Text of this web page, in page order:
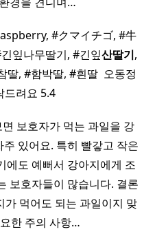
#クマイチゴ, #牛
잎나무딸기, #긴잎산딸기,
딸, #함박딸, #흰딸 ​ 오동정
려요 5.4
면 보호자가 먹는 과일을 강
있어요. 특히 빨갛고 작은
에도 예뻐서 강아지에게 조
보호자들이 많습니다. 결론
가 먹어도 되는 과일이지 맞
한 주의 사항…